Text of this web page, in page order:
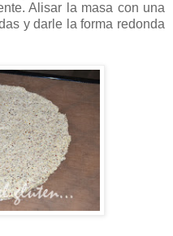
Alisar la masa con una
y darle la forma redonda